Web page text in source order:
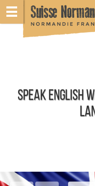
SPEAK ENGLISH